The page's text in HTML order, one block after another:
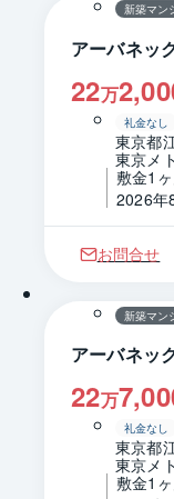
新築マン
アーバネッ
22万
礼金なし
東京都
東京メ
敷金1
2026年
お問合せ
新築マン
アーバネッ
22万
礼金なし
東京都
東京メ
敷金1